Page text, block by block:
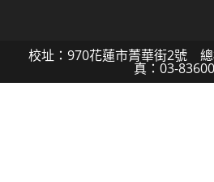
校址：970花蓮市菁華街2號
真：03-